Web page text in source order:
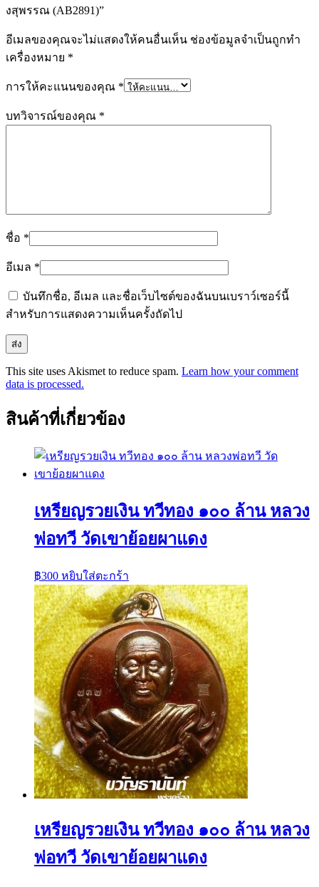
งสุพรรณ (AB2891)”
อีเมลของคุณจะไม่แสดงให้คนอื่นเห็น ช่องข้อมูลจำเป็นถูกทำ
เครื่องหมาย *
การให้คะแนนของคุณ *
บทวิจารณ์ของคุณ *
ชื่อ *
อีเมล *
บันทึกชื่อ, อีเมล และชื่อเว็บไซต์ของฉันบนเบราว์เซอร์นี้
สำหรับการแสดงความเห็นครั้งถัดไป
This site uses Akismet to reduce spam. Learn how your comment
data is processed.
สินค้าที่เกี่ยวข้อง
เหรียญรวยเงิน ทวีทอง ๑๐๐ ล้าน หลวง
พ่อทวี วัดเขาย้อยผาแดง
฿300 หยิบใส่ตะกร้า
เหรียญรวยเงิน ทวีทอง ๑๐๐ ล้าน หลวง
พ่อทวี วัดเขาย้อยผาแดง